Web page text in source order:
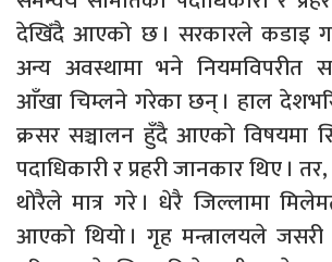
देखिँदै आएको छ । सरकारले कडाइ
अन्य अवस्थामा भने नियमविपरीत
आँखा चिम्लने गरेका छन् । हाल
क्रसर सञ्चालन हुँदै आएको विषयमा
पदाधिकारी र प्रहरी जानकार थिए ।
थोरैले मात्र गरे । धेरै जिल्लामा
आएको थियो । गृह मन्त्रालयले जसरी